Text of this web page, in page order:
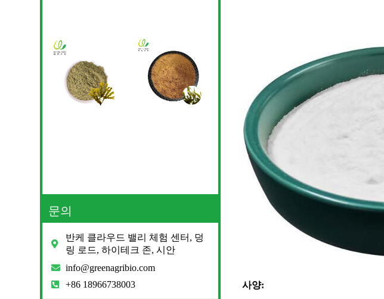
사양:
문의
반케 클라우드 밸리 체험 센터, 덩
링 로드, 하이테크 존, 시안
info@greenagribio.com
+86 18966738003